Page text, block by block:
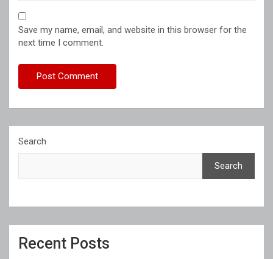
Save my name, email, and website in this browser for the
next time I comment.
Search
Search
Recent Posts